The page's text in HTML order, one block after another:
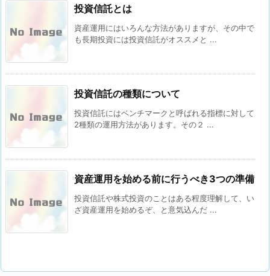
投資信託とは
資産運用にはいろんな方法がありますが、その中で
も長期投資には投資信託がオススメと ...
投資信託の種類について
投資信託にはベンチマークと呼ばれる指標に対して
2種類の運用方法があります。その２ ...
資産運用を始める前に行うべき3つの準備
投資信託や株式投資のことはある程度理解して、い
ざ資産運用を始めるぞ、と意気込んだ ...